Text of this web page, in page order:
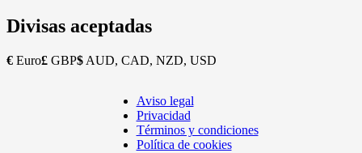
Divisas aceptadas
€ Euro£ GBP$ AUD, CAD, NZD, USD
Copyright
Footer
Aviso legal
Privacidad
Términos y condiciones
Política de cookies